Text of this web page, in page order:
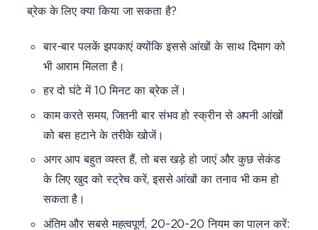
ब्रेक के लिए क्या किया जा सकता है?
बार-बार पलकें झपकाएं क्योंकि इससे आंखों के साथ दिमाग को
भी आराम मिलता है।
हर दो घंटे में 10 मिनट का ब्रेक लें।
काम करते समय, जितनी बार संभव हो स्क्रीन से अपनी आंखों
को बस हटाने के तरीके खोजें।
अगर आप बहुत व्यस्त हैं, तो बस खड़े हो जाएं और कुछ सेकंड
के लिए खुद को स्ट्रेच करें, इससे आंखों का तनाव भी कम हो
सकता है।
अंतिम और सबसे महत्वपूर्ण, 20-20-20 नियम का पालन करें: